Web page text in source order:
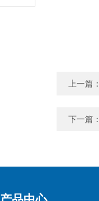
上一篇
下一篇